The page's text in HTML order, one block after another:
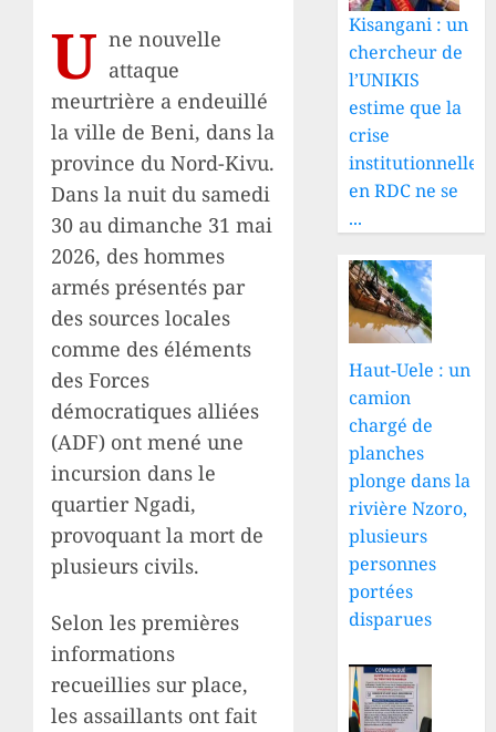
U ne nouvelle
attaque
meurtrière a endeuillé
la ville de Beni, dans la
province du Nord-Kivu.
Dans la nuit du samedi
30 au dimanche 31 mai
2026, des hommes
armés présentés par
des sources locales
comme des éléments
des Forces
démocratiques alliées
(ADF) ont mené une
incursion dans le
quartier Ngadi,
provoquant la mort de
plusieurs civils.
Selon les premières
informations
recueillies sur place,
les assaillants ont fait
Kisangani : un
chercheur de
l’UNIKIS
estime que la
crise
institutionnelle
en RDC ne se
...
Haut-Uele : un
camion
chargé de
planches
plonge dans la
rivière Nzoro,
plusieurs
personnes
portées
disparues